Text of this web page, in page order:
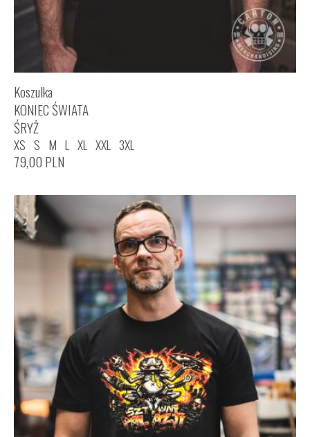
Koszulka
KONIEC ŚWIATA
ŚRYŻ
XS S M L XL XXL 3XL
79,00 PLN